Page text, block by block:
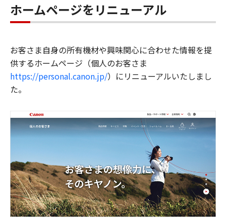
ホームページをリニューアル
お客さま自身の所有機材や興味関心に合わせた情報を提
供するホームページ（個人のお客さま
https://personal.canon.jp/）にリニューアルいたしまし
た。